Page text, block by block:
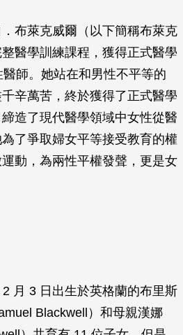
布萊克威爾（以下簡稱布萊克
醫學訓練課程，獲得正式醫學
師。她站在和男性不平等的
辛萬苦，終於獲得了正式醫學
造了現代醫學領域中女性從醫
了爭取婦女平等接受教育的權
動，為兩性平權發聲，更是女
月 3 日出生於英格蘭的布里斯
Blackwell）和母親漢娜